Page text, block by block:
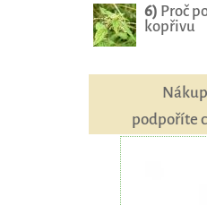
6) Proč
kopřivu
podpoříte